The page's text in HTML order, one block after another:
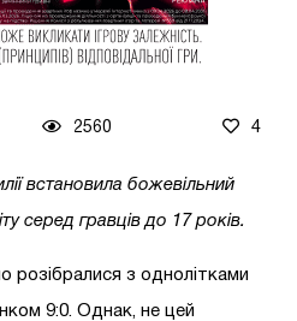
2560 4
встановила божевільний
серед гравців до 17 років.
розібралися з однолітками
9:0. Однак, не цей